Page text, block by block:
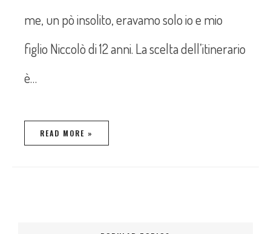
me, un pò insolito, eravamo solo io e mio
figlio Niccolò di 12 anni. La scelta dell’itinerario
è…
READ MORE »